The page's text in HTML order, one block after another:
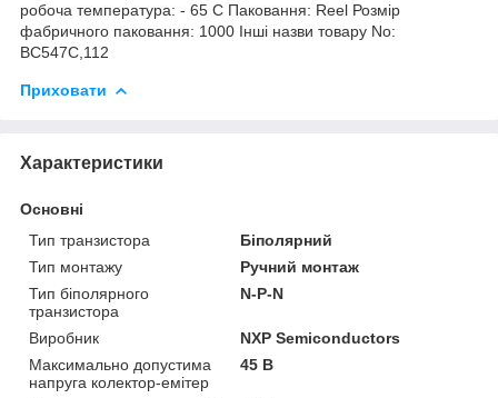
робоча температура: - 65 C Паковання: Reel Розмір
фабричного паковання: 1000 Інші назви товару No:
BC547C,112
Приховати
Характеристики
Основні
Тип транзистора
Біполярний
Тип монтажу
Ручний монтаж
Тип біполярного
транзистора
N-P-N
Виробник
NXP Semiconductors
Максимально допустима
напруга колектор-емітер
45 В